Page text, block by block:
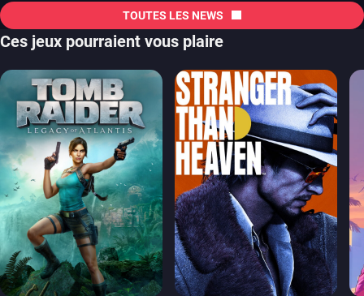
TOUTES LES NEWS
Ces jeux pourraient vous plaire